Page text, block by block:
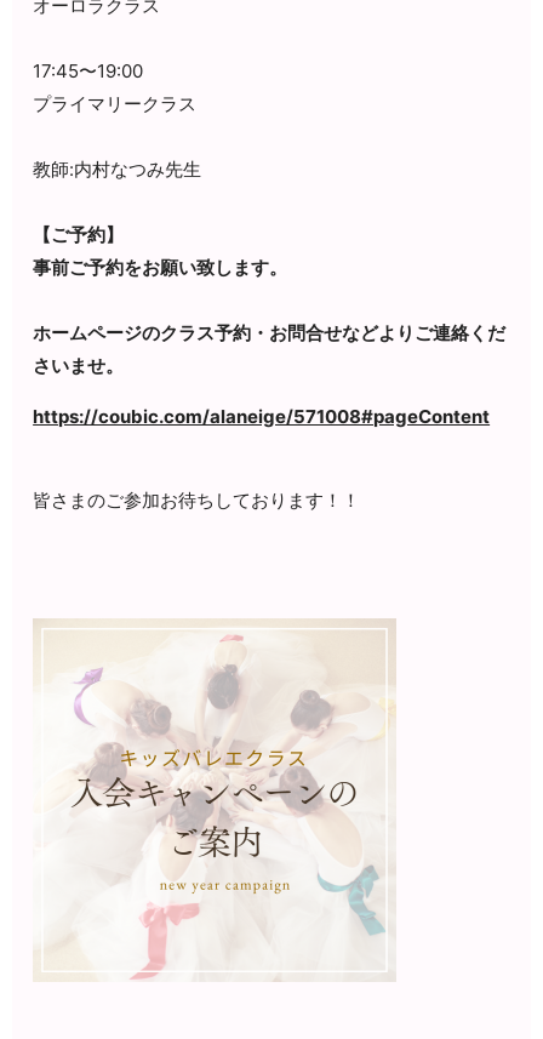
オーロラクラス
17:45〜19:00
プライマリークラス
教師:内村なつみ先生
【ご予約】
事前ご予約をお願い致します。
ホームページのクラス予約・お問合せなどよりご連絡くだ
さいませ。
https://coubic.com/alaneige/571008#pageContent
皆さまのご参加お待ちしております！！